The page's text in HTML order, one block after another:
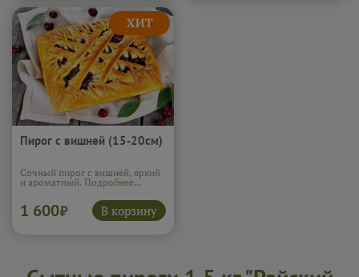
Пирог с вишней (15-20см)
Сочный пирог с вишней, яркий
и ароматный. Подробнее...
1 600₽ В корзину